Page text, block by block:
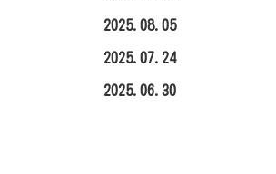
2025.08.05
2025.07.24
2025.06.30